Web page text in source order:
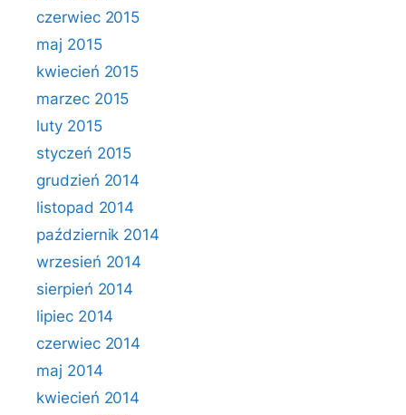
czerwiec 2015
maj 2015
kwiecień 2015
marzec 2015
luty 2015
styczeń 2015
grudzień 2014
listopad 2014
październik 2014
wrzesień 2014
sierpień 2014
lipiec 2014
czerwiec 2014
maj 2014
kwiecień 2014